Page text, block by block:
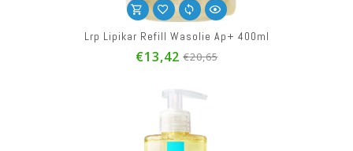
Lrp Lipikar Refill Wasolie Ap+ 400ml
€13,42 €20,65